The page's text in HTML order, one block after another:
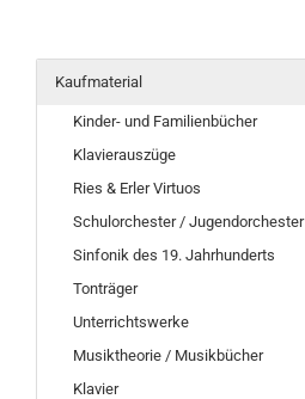
Kaufmaterial
Kinder- und Familienbücher
Klavierauszüge
Ries & Erler Virtuos
Schulorchester / Jugendorchester
Sinfonik des 19. Jahrhunderts
Tonträger
Unterrichtswerke
Musiktheorie / Musikbücher
Klavier